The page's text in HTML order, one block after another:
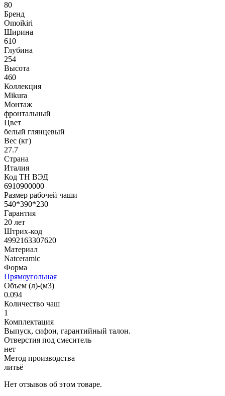
80
Бренд
Omoikiri
Ширина
610
Глубина
254
Высота
460
Коллекция
Mikura
Монтаж
фронтальный
Цвет
белый глянцевый
Вес (кг)
27.7
Страна
Италия
Код ТН ВЭД
6910900000
Размер рабочей чаши
540*390*230
Гарантия
20 лет
Штрих-код
4992163307620
Материал
Natceramic
Форма
Прямоугольная
Объем (л)-(м3)
0.094
Количество чаш
1
Комплектация
Выпуск, сифон, гарантийный талон.
Отверстия под смеситель
нет
Метод производства
литьё
Нет отзывов об этом товаре.